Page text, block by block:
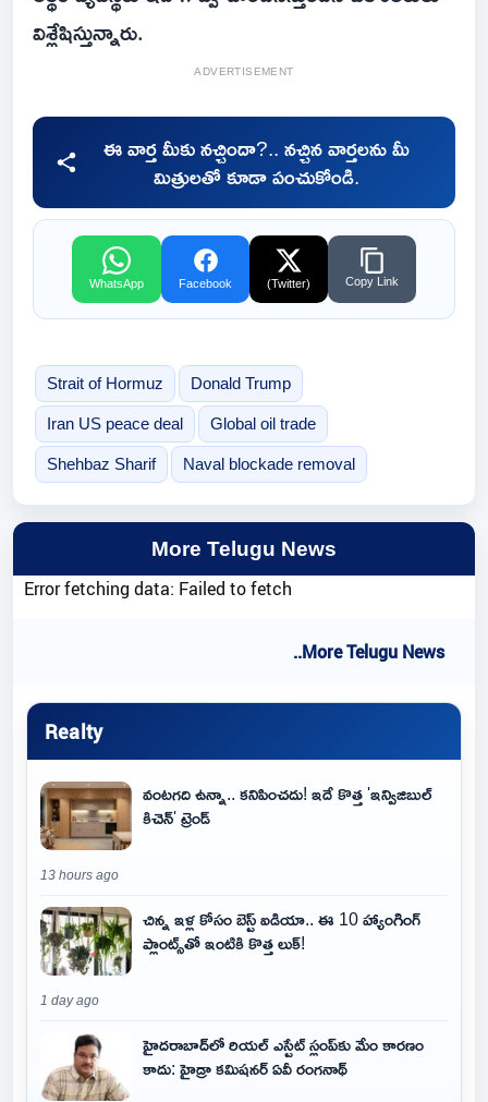
విశ్లేషిస్తున్నారు.
ADVERTISEMENT
ఈ వార్త మీకు నచ్చిందా?.. నచ్చిన వార్తలను మీ
మిత్రులతో కూడా పంచుకోండి.
WhatsApp Facebook (Twitter) Copy Link
Strait of Hormuz Donald Trump
Iran US peace deal Global oil trade
Shehbaz Sharif Naval blockade removal
More Telugu News
Error fetching data: Failed to fetch
..More Telugu News
Realty
వంటగది ఉన్నా.. కనిపించదు! ఇదే కొత్త 'ఇన్విజిబుల్
కిచెన్' ట్రెండ్
13 hours ago
చిన్న ఇళ్ల కోసం బెస్ట్ ఐడియా.. ఈ 10 హ్యాంగింగ్
ప్లాంట్స్‌తో ఇంటికి కొత్త లుక్!
1 day ago
హైదరాబాద్‌లో రియల్ ఎస్టేట్ స్లంప్‌కు మేం కారణం
కాదు: హైడ్రా కమిషనర్ ఏవీ రంగనాథ్